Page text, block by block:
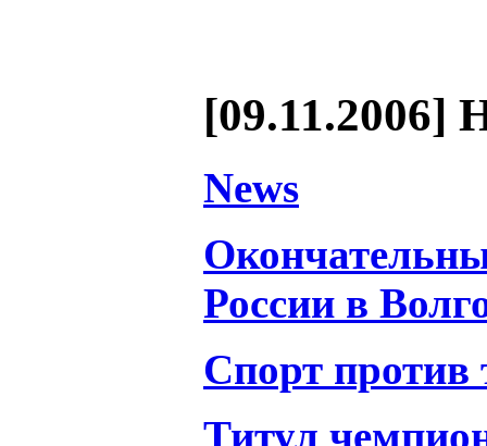
[09.11.2006]
News
России в
Спорт против
Титул